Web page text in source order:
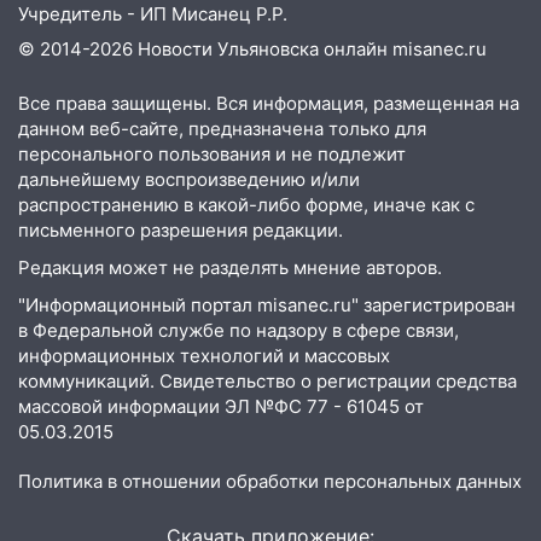
19:14 Житель Ульяновской области
подвез троих незнакомцев на трассе и
заработал уголовное дело
18:14 Прогноз погоды на 6 августа в
Ульяновской области
18:00 Мотофристайл, рок и силовой
экстрим: в Ульяновске пройдет
большой фестиваль «Наше время»
17:30 Где есть бензин в Ульяновске 5
августа после рабочего дня: список АЗС
17:05 «Обыск» по видеосвязи: в
Ульяновске задержали 19-летнюю
сообщницу мошенников
16:12
Едва не перерезал горло: в
Вешкайме посиделки с судимым
знакомым закончились для женщины
Учредитель - ИП Мисанец Р.Р.
© 2014-2026 Новости Ульяновска онлайн misanec.ru
Все права защищены. Вся информация, размещенная на
данном веб-сайте, предназначена только для
персонального пользования и не подлежит
дальнейшему воспроизведению и/или
распространению в какой-либо форме, иначе как с
письменного разрешения редакции.
Редакция может не разделять мнение авторов.
"Информационный портал misanec.ru" зарегистрирован
в Федеральной службе по надзору в сфере связи,
информационных технологий и массовых
коммуникаций. Свидетельство о регистрации средства
массовой информации ЭЛ №ФС 77 - 61045 от
05.03.2015
Политика в отношении обработки персональных данных